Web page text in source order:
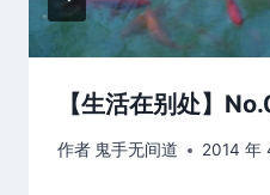
【生活在别处】
作者 鬼手无间道 2014 年